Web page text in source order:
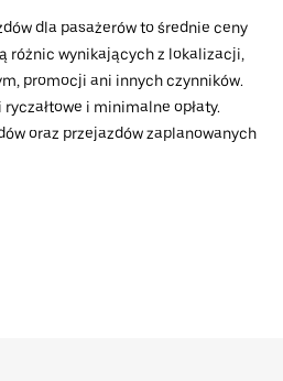
dla pasażerów to średnie ceny
różnic wynikających z lokalizacji,
promocji ani innych czynników.
i minimalne opłaty.
oraz przejazdów zaplanowanych